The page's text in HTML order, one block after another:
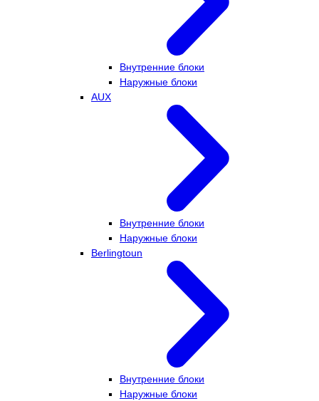
Внутренние блоки
Наружные блоки
AUX
Внутренние блоки
Наружные блоки
Berlingtoun
Внутренние блоки
Наружные блоки